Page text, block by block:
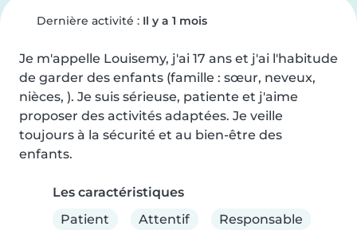
Dernière activité : Il y a 1 mois
Je m'appelle Louisemy, j'ai 17 ans et j'ai l'habitude
de garder des enfants (famille : sœur, neveux,
nièces, ). Je suis sérieuse, patiente et j'aime
proposer des activités adaptées. Je veille
toujours à la sécurité et au bien-être des
enfants.
Les caractéristiques
Patient
Attentif Responsable